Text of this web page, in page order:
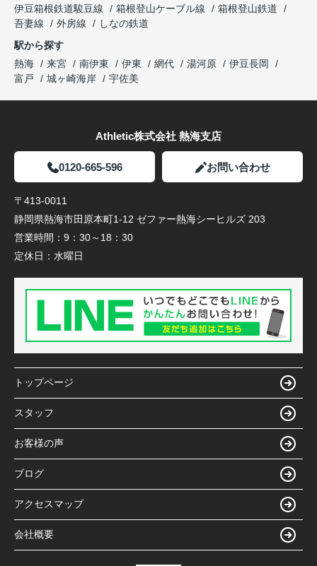
伊豆箱根鉄道駿豆線
箱根登山ケーブル線
箱根登山鉄道
吾妻線
外房線
しなの鉄道
駅から探す
熱海
来宮 南伊東 伊東 網代 湯河原
伊豆長岡
富戸
城ヶ崎海岸 宇佐美
Athletic株式会社 熱海支店
0120-665-596 お問い合わせ
〒413-0011
静岡県熱海市田原本町1-12 ゼファー熱海シーヒルズ 203
営業時間： 9：30～18：30
定休日： 水曜日
トップページ
スタッフ
お客様の声
ブログ
アクセスマップ
会社概要